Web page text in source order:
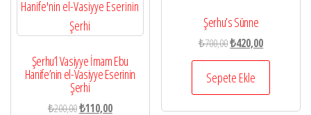
Şerhu’l Vasiyye İmam Ebu
Hanife’nin el-Vasiyye Eserinin
Şerhi
₺200,00Orijinal
₺110,00Şu
Şerhu’s Sünne
₺700,00Orijinal
fiyat:
₺700,00.
₺420,00Şu
andaki
₺420,00.
Sepete Ekle